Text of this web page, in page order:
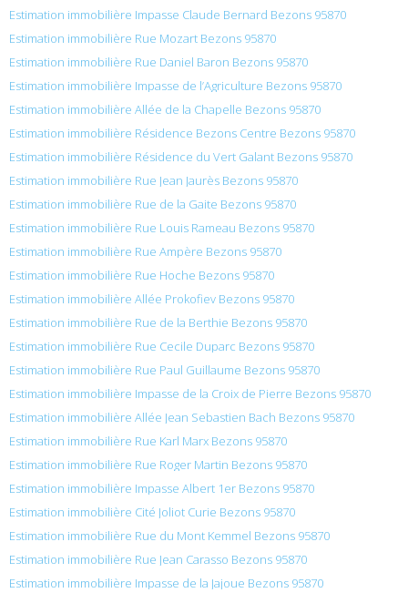
Estimation immobilière Impasse Claude Bernard Bezons 95870
Estimation immobilière Rue Mozart Bezons 95870
Estimation immobilière Rue Daniel Baron Bezons 95870
Estimation immobilière Impasse de l’Agriculture Bezons 95870
Estimation immobilière Allée de la Chapelle Bezons 95870
Estimation immobilière Résidence Bezons Centre Bezons 95870
Estimation immobilière Résidence du Vert Galant Bezons 95870
Estimation immobilière Rue Jean Jaurès Bezons 95870
Estimation immobilière Rue de la Gaite Bezons 95870
Estimation immobilière Rue Louis Rameau Bezons 95870
Estimation immobilière Rue Ampère Bezons 95870
Estimation immobilière Rue Hoche Bezons 95870
Estimation immobilière Allée Prokofiev Bezons 95870
Estimation immobilière Rue de la Berthie Bezons 95870
Estimation immobilière Rue Cecile Duparc Bezons 95870
Estimation immobilière Rue Paul Guillaume Bezons 95870
Estimation immobilière Impasse de la Croix de Pierre Bezons 95870
Estimation immobilière Allée Jean Sebastien Bach Bezons 95870
Estimation immobilière Rue Karl Marx Bezons 95870
Estimation immobilière Rue Roger Martin Bezons 95870
Estimation immobilière Impasse Albert 1er Bezons 95870
Estimation immobilière Cité Joliot Curie Bezons 95870
Estimation immobilière Rue du Mont Kemmel Bezons 95870
Estimation immobilière Rue Jean Carasso Bezons 95870
Estimation immobilière Impasse de la Jajoue Bezons 95870